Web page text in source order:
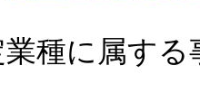
に属する事